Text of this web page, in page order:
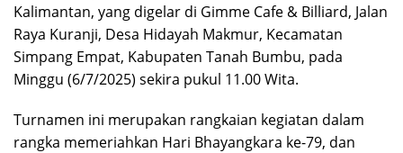
Kalimantan, yang digelar di Gimme Cafe & Billiard, Jalan
Raya Kuranji, Desa Hidayah Makmur, Kecamatan
Simpang Empat, Kabupaten Tanah Bumbu, pada
Minggu (6/7/2025) sekira pukul 11.00 Wita.
Turnamen ini merupakan rangkaian kegiatan dalam
rangka memeriahkan Hari Bhayangkara ke-79, dan